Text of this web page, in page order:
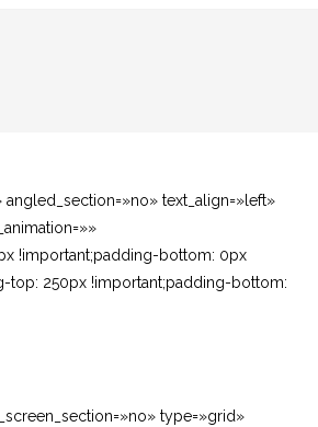
text_align=»left»
!important;padding-bottom: 0px
top: 250px !important;padding-bottom:
type=»grid»